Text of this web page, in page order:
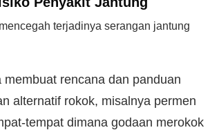
terjadinya serangan jantung
rencana dan panduan
alternatif rokok, misalnya permen
tempat dimana godaan merokok